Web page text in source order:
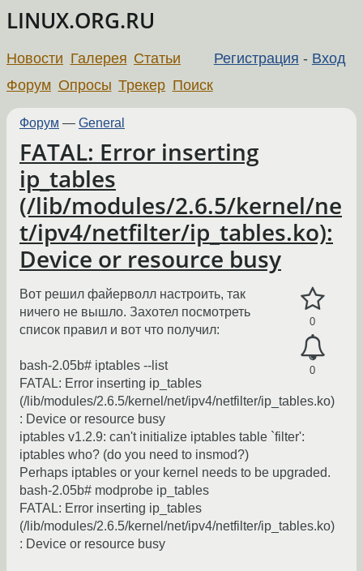
LINUX.ORG.RU
Регистрация - Вход
Новости Галерея Статьи
Форум Опросы Трекер Поиск
Форум — General
FATAL: Error inserting
ip_tables
(/lib/modules/2.6.5/kernel/ne
t/ipv4/netfilter/ip_tables.ko):
Device or resource busy
0
0
Вот решил файерволл настроить, так
ничего не вышло. Захотел посмотреть
список правил и вот что получил:
bash-2.05b# iptables --list
FATAL: Error inserting ip_tables
(/lib/modules/2.6.5/kernel/net/ipv4/netfilter/ip_tables.ko)
: Device or resource busy
iptables v1.2.9: can't initialize iptables table `filter':
iptables who? (do you need to insmod?)
Perhaps iptables or your kernel needs to be upgraded.
bash-2.05b# modprobe ip_tables
FATAL: Error inserting ip_tables
(/lib/modules/2.6.5/kernel/net/ipv4/netfilter/ip_tables.ko)
: Device or resource busy